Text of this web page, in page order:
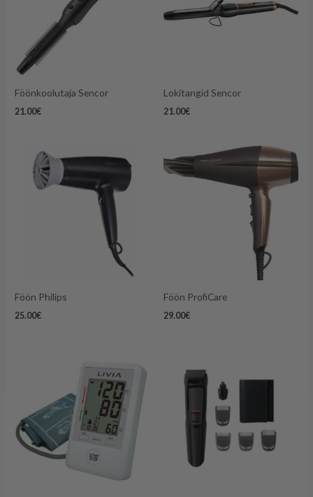
Föönkoolutaja Sencor
21.00€
Lokitangid Sencor
21.00€
Föön Philips
25.00€
Föön ProfiCare
29.00€